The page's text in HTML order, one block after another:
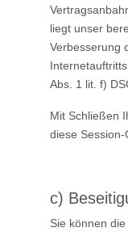
liegt unser
Verbesserung
Abs. 1 lit. f)
Mit Schließen
diese
c)
Sie können